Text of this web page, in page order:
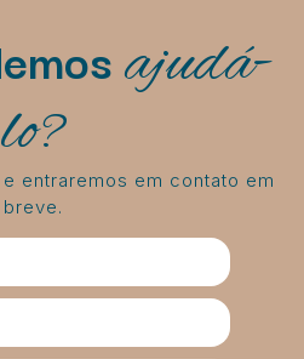
ajudá-
lo?
entraremos em contato em
breve.